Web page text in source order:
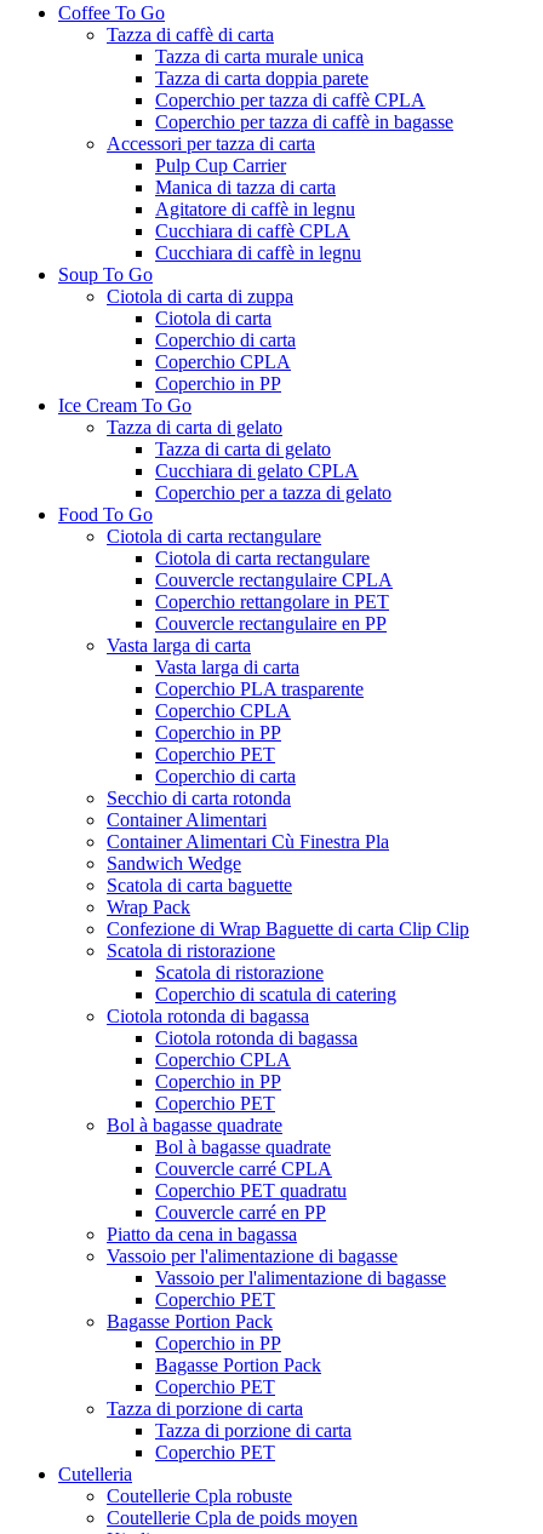
Coffee To Go
Tazza di caffè di carta
Tazza di carta murale unica
Tazza di carta doppia parete
Coperchio per tazza di caffè CPLA
Coperchio per tazza di caffè in bagasse
Accessori per tazza di carta
Pulp Cup Carrier
Manica di tazza di carta
Agitatore di caffè in legnu
Cucchiara di caffè CPLA
Cucchiara di caffè in legnu
Soup To Go
Ciotola di carta di zuppa
Ciotola di carta
Coperchio di carta
Coperchio CPLA
Coperchio in PP
Ice Cream To Go
Tazza di carta di gelato
Tazza di carta di gelato
Cucchiara di gelato CPLA
Coperchio per a tazza di gelato
Food To Go
Ciotola di carta rectangulare
Ciotola di carta rectangulare
Couvercle rectangulaire CPLA
Coperchio rettangolare in PET
Couvercle rectangulaire en PP
Vasta larga di carta
Vasta larga di carta
Coperchio PLA trasparente
Coperchio CPLA
Coperchio in PP
Coperchio PET
Coperchio di carta
Secchio di carta rotonda
Container Alimentari
Container Alimentari Cù Finestra Pla
Sandwich Wedge
Scatola di carta baguette
Wrap Pack
Confezione di Wrap Baguette di carta Clip Clip
Scatola di ristorazione
Scatola di ristorazione
Coperchio di scatula di catering
Ciotola rotonda di bagassa
Ciotola rotonda di bagassa
Coperchio CPLA
Coperchio in PP
Coperchio PET
Bol à bagasse quadrate
Bol à bagasse quadrate
Couvercle carré CPLA
Coperchio PET quadratu
Couvercle carré en PP
Piatto da cena in bagassa
Vassoio per l'alimentazione di bagasse
Vassoio per l'alimentazione di bagasse
Coperchio PET
Bagasse Portion Pack
Coperchio in PP
Bagasse Portion Pack
Coperchio PET
Tazza di porzione di carta
Tazza di porzione di carta
Coperchio PET
Cutelleria
Coutellerie Cpla robuste
Coutellerie Cpla de poids moyen